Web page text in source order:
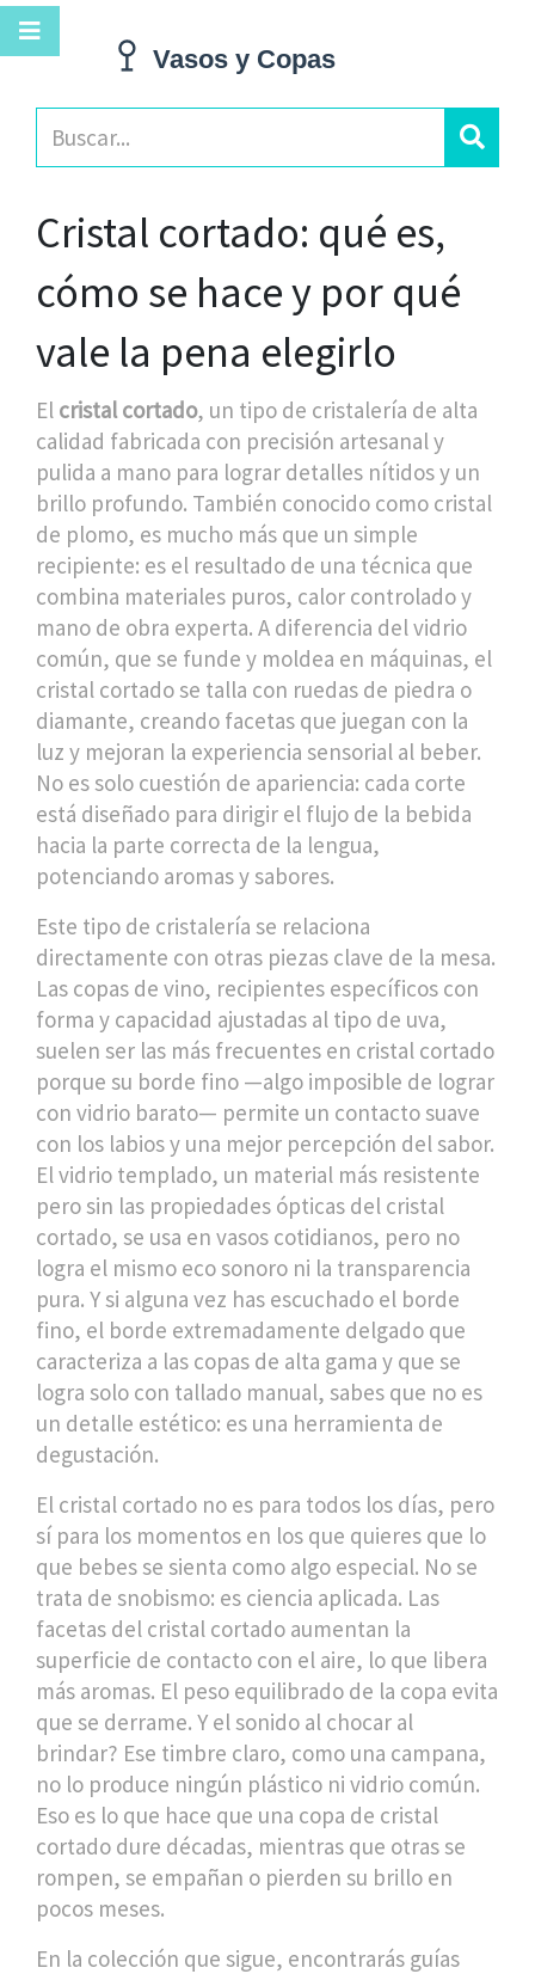
Cristal cortado: qué es,
cómo se hace y por qué
vale la pena elegirlo
El cristal cortado, un tipo de cristalería de alta
calidad fabricada con precisión artesanal y
pulida a mano para lograr detalles nítidos y un
brillo profundo. También conocido como cristal
de plomo, es mucho más que un simple
recipiente: es el resultado de una técnica que
combina materiales puros, calor controlado y
mano de obra experta. A diferencia del vidrio
común, que se funde y moldea en máquinas, el
cristal cortado se talla con ruedas de piedra o
diamante, creando facetas que juegan con la
luz y mejoran la experiencia sensorial al beber.
No es solo cuestión de apariencia: cada corte
está diseñado para dirigir el flujo de la bebida
hacia la parte correcta de la lengua,
potenciando aromas y sabores.
Este tipo de cristalería se relaciona
directamente con otras piezas clave de la mesa.
Las copas de vino, recipientes específicos con
forma y capacidad ajustadas al tipo de uva,
suelen ser las más frecuentes en cristal cortado
porque su borde fino —algo imposible de lograr
con vidrio barato— permite un contacto suave
con los labios y una mejor percepción del sabor.
Elvidrio templado, un material más resistente
pero sin las propiedades ópticas del cristal
cortado, se usa en vasos cotidianos, pero no
logra el mismo eco sonoro ni la transparencia
pura. Y si alguna vez has escuchado el borde
fino, el borde extremadamente delgado que
caracteriza a las copas de alta gama y que se
logra solo con tallado manual, sabes que no es
un detalle estético: es una herramienta de
degustación.
El cristal cortado no es para todos los días, pero
sí para los momentos en los que quieres que lo
que bebes se sienta como algo especial. No se
trata de snobismo: es ciencia aplicada. Las
facetas del cristal cortado aumentan la
superficie de contacto con el aire, lo que libera
más aromas. El peso equilibrado de la copa evita
que se derrame. Y el sonido al chocar al
brindar? Ese timbre claro, como una campana,
no lo produce ningún plástico ni vidrio común.
Eso es lo que hace que una copa de cristal
cortado dure décadas, mientras que otras se
rompen, se empañan o pierden su brillo en
pocos meses.
En la colección que sigue, encontrarás guías